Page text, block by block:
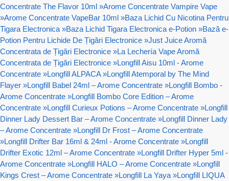
Concentrate The Flavor 10ml »Arome Concentrate Vampire Vape
»Arome Concentrate VapeBar 10ml »Baza Lichid Cu Nicotina Pentru
Tigara Electronica »Baza Lichid Tigara Electronica e-Potion »Bază e-
Potion Pentru Lichide De Țigări Electronice »Just Juice Aromă
Concentrata de Țigări Electronice »La Lechería Vape Aromă
Concentrata de Țigări Electronice »Longfill Aisu 10ml - Arome
Concentrate »Longfill ALPACA »Longfill Atemporal by The Mind
Flayer »Longfill Babel 24ml – Arome Concentrate »Longfill Bombo -
Arome Concentrate »Longfill Bombo Core Edition – Arome
Concentrate »Longfill Curieux Potions – Arome Concentrate »Longfill
Dinner Lady Dessert Bar – Arome Concentrate »Longfill Dinner Lady
– Arome Concentrate »Longfill Dr Frost – Arome Concentrate
»Longfill Drifter Bar 16ml & 24ml - Arome Concentrate »Longfill
Drifter Exotic 12ml – Arome Concentrate »Longfill Drifter Hyper 5ml -
Arome Concentrate »Longfill HALO – Arome Concentrate »Longfill
Kings Crest – Arome Concentrate »Longfill La Yaya »Longfill LIQUA